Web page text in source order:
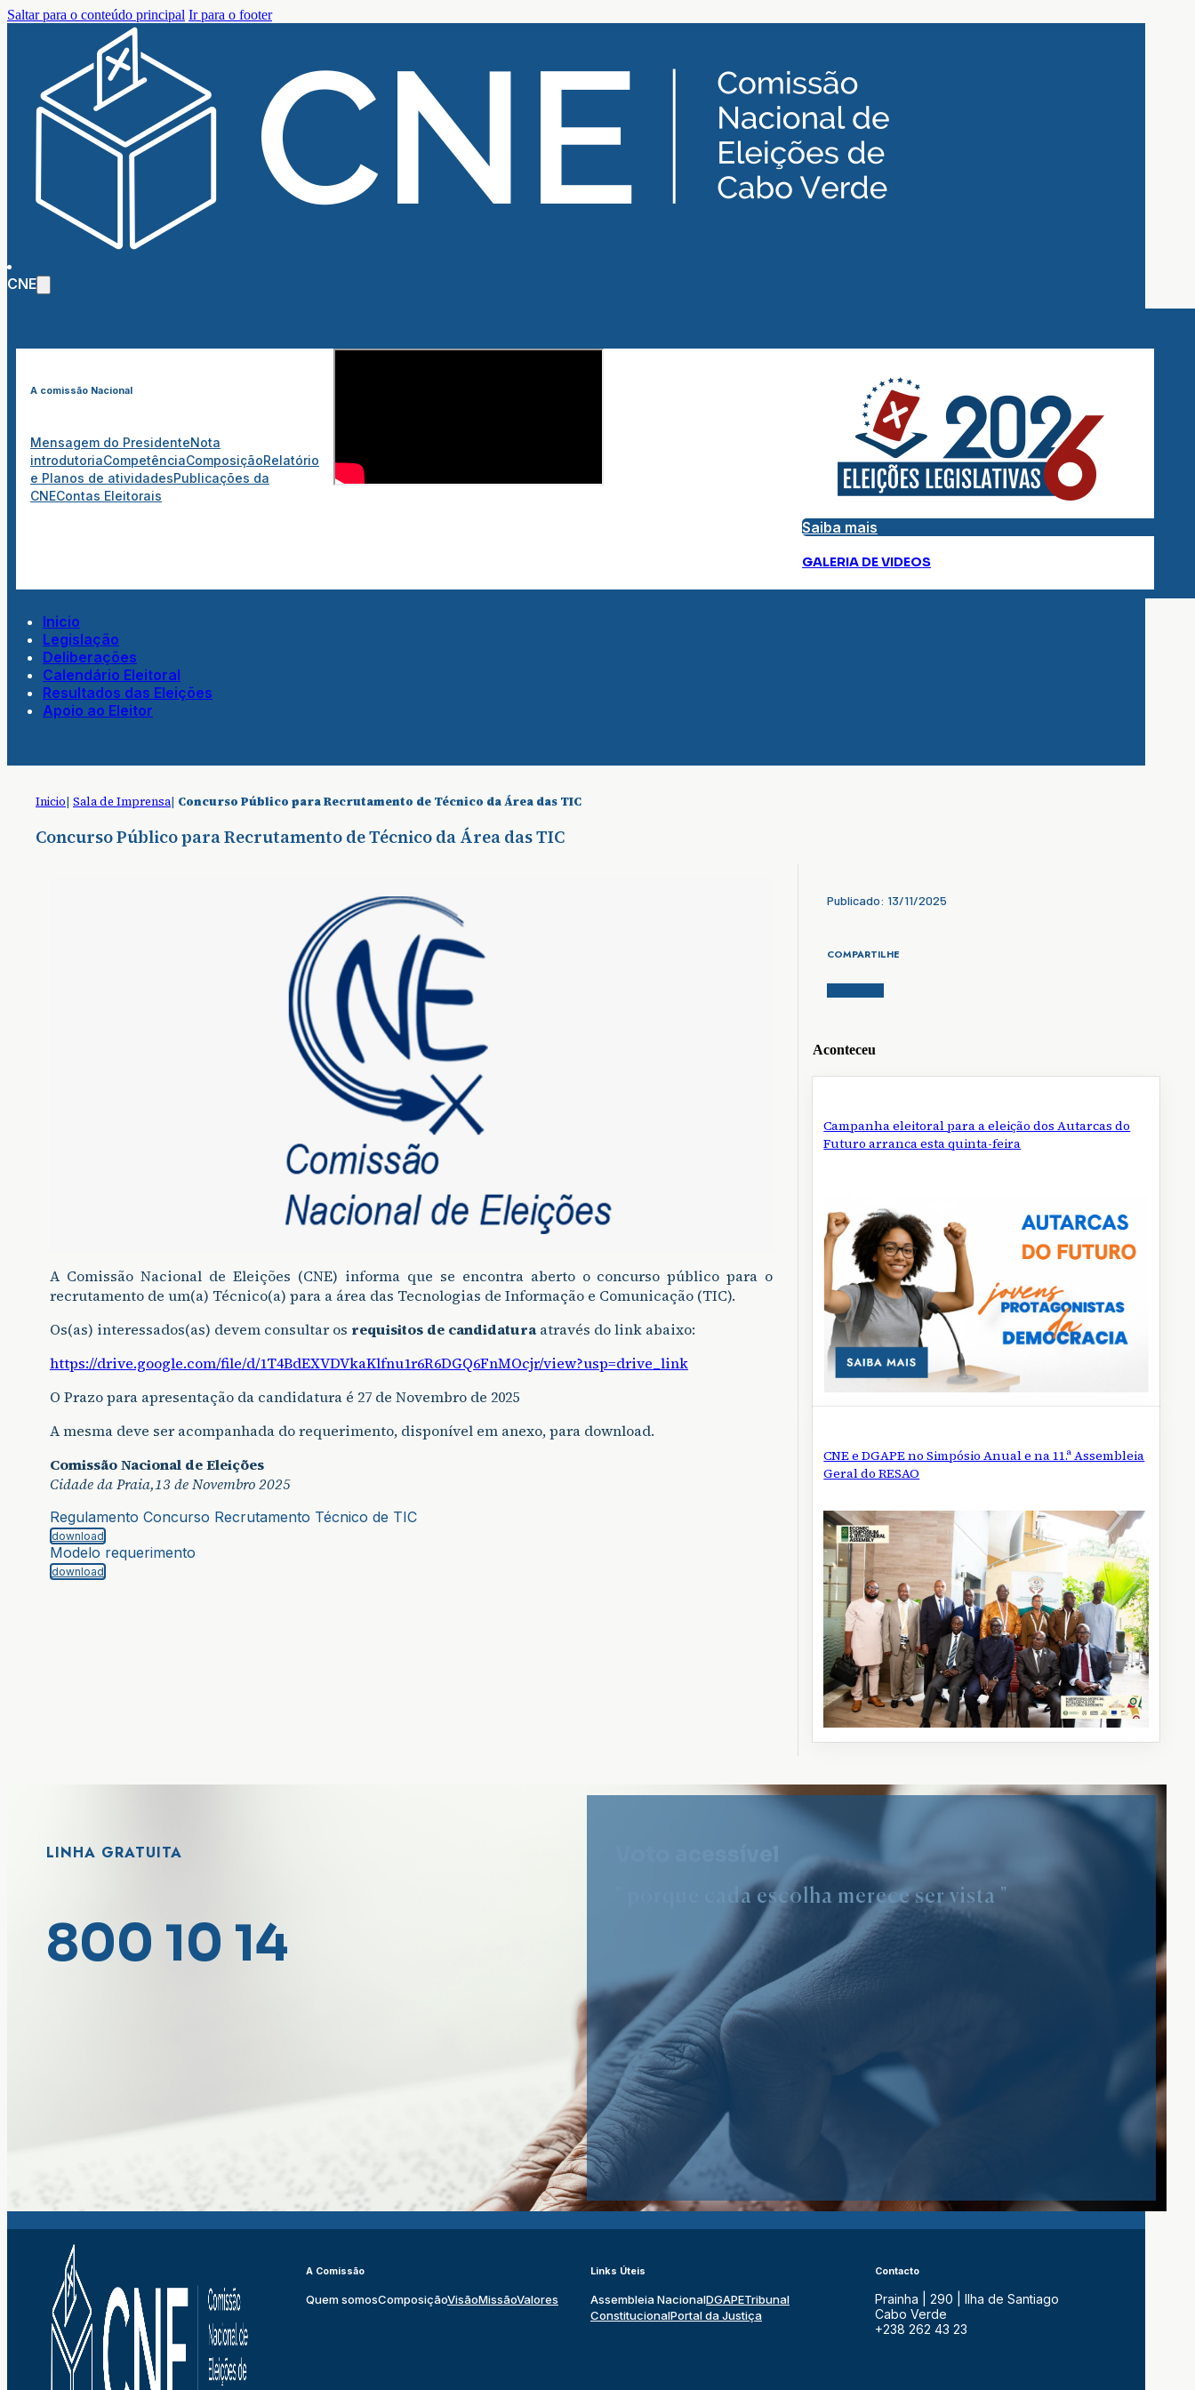
Saltar para o conteúdo principal Ir para o footer
CNE
A comissão Nacional
Mensagem do PresidenteNota
introdutoriaCompetênciaComposiçãoRelatório
e Planos de atividadesPublicações da
CNEContas Eleitorais
Saiba mais
GALERIA DE VIDEOS
Inicio
Legislação
Deliberações
Calendário Eleitoral
Resultados das Eleições
Apoio ao Eleitor
Inicio| Sala de Imprensa| Concurso Público para Recrutamento de Técnico da Área das TIC
Concurso Público para Recrutamento de Técnico da Área das TIC
A Comissão Nacional de Eleições (CNE) informa que se encontra aberto o concurso público para o
recrutamento de um(a) Técnico(a) para a área das Tecnologias de Informação e Comunicação (TIC).
Os(as) interessados(as) devem consultar os requisitos de candidatura através do link abaixo:
https://drive.google.com/file/d/1T4BdEXVDVkaKlfnu1r6R6DGQ6FnMOcjr/view?usp=drive_link
O Prazo para apresentação da candidatura é 27 de Novembro de 2025
A mesma deve ser acompanhada do requerimento, disponível em anexo, para download.
Comissão Nacional de Eleições
Cidade da Praia,13 de Novembro 2025
Regulamento Concurso Recrutamento Técnico de TIC
download
Modelo requerimento
download
Publicado: 13/11/2025
COMPARTILHE
Aconteceu
Campanha eleitoral para a eleição dos Autarcas do
Futuro arranca esta quinta-feira
CNE e DGAPE no Simpósio Anual e na 11.ª Assembleia
Geral do RESAO
LINHA GRATUITA
800 10 14
" porque cada escolha merece ser vista "
A Comissão
Quem somosComposiçãoVisãoMissãoValores
Links Úteis
Assembleia NacionalDGAPETribunal
ConstitucionalPortal da Justiça
Contacto
Prainha | 290 | Ilha de Santiago
Cabo Verde
+238 262 43 23